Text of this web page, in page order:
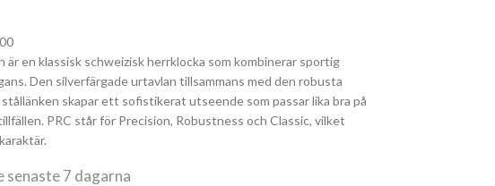
är en klassisk schweizisk herrklocka som kombinerar sportig
Den silverfärgade urtavlan tillsammans med den robusta
skapar ett sofistikerat utseende som passar lika bra på
PRC står för Precision, Robustness och Classic, vilket
senaste 7 dagarna